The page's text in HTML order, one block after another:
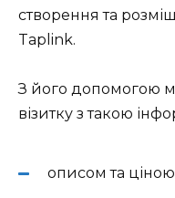
створення та
Taplink.
З його допомогою
візитку з такою
описом та